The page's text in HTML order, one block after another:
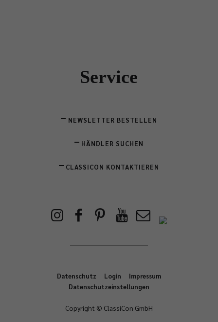
Service
NEWSLETTER BESTELLEN
HÄNDLER SUCHEN
CLASSICON KONTAKTIEREN
Datenschutz Login
Impressum
Datenschutzeinstellungen
Copyright © ClassiCon GmbH